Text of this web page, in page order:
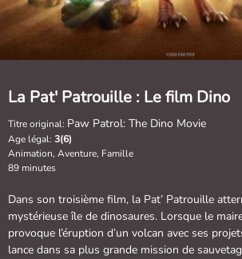
La Pat' Patrouille : Le film Dino
Titre original: Paw Patrol: The Dino Movie
Age légal: 3(6)
Animation, Aventure, Famille
89 minutes
Dans son troisième film, la Pat’ Patrouille
mystérieuse île de dinosaures. Lorsque le
provoque l’éruption d’un volcan avec ses
lance dans sa plus grande mission de